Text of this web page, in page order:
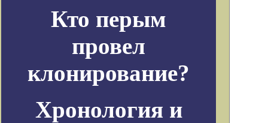
Кто перым
провел
клонирование?
Хронология и